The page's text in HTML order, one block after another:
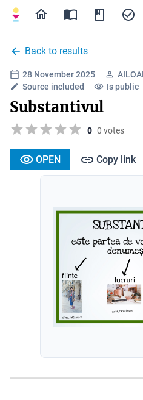
Back to results
28 November 2025
Source included
Is public
Substantivul
0 0 votes
OPEN Copy link